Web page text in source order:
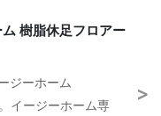
樹脂休足フロアー
ジーホーム
イージーホーム専